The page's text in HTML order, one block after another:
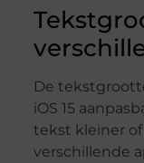
De
iOS 15
tekst kleiner
verschillende